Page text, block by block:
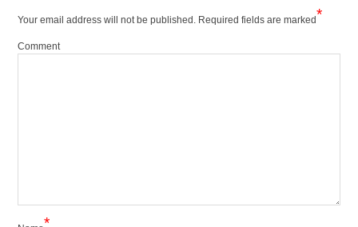
Your email address will not be published.Required fields are marked*
Comment
*